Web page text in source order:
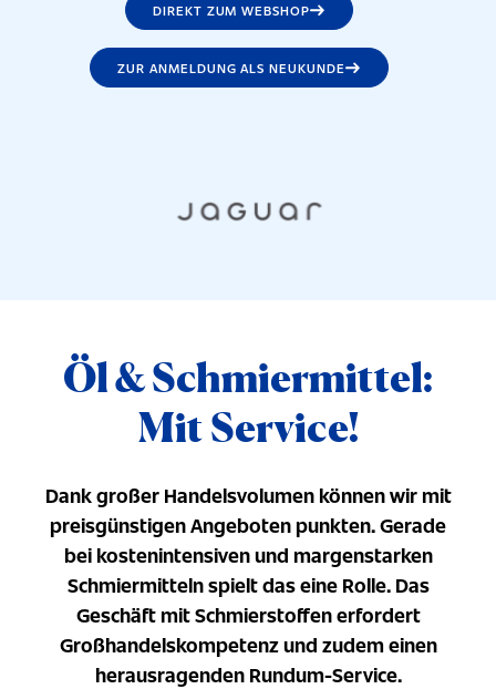
DIREKT ZUM WEBSHOP
ZUR ANMELDUNG ALS NEUKUNDE
Öl & Schmiermittel:
Mit Service!
Dank großer Handelsvolumen können wir mit
preisgünstigen Angeboten punkten. Gerade
bei kostenintensiven und margenstarken
Schmiermitteln spielt das eine Rolle. Das
Geschäft mit Schmierstoffen erfordert
Großhandelskompetenz und zudem einen
herausragenden Rundum-Service.